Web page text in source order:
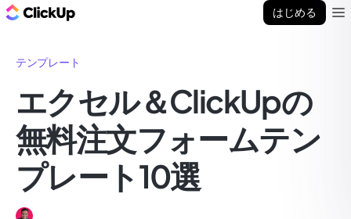
はじめる
テンプレート
エクセル＆ClickUpの
無料注文フォームテン
プレート10選